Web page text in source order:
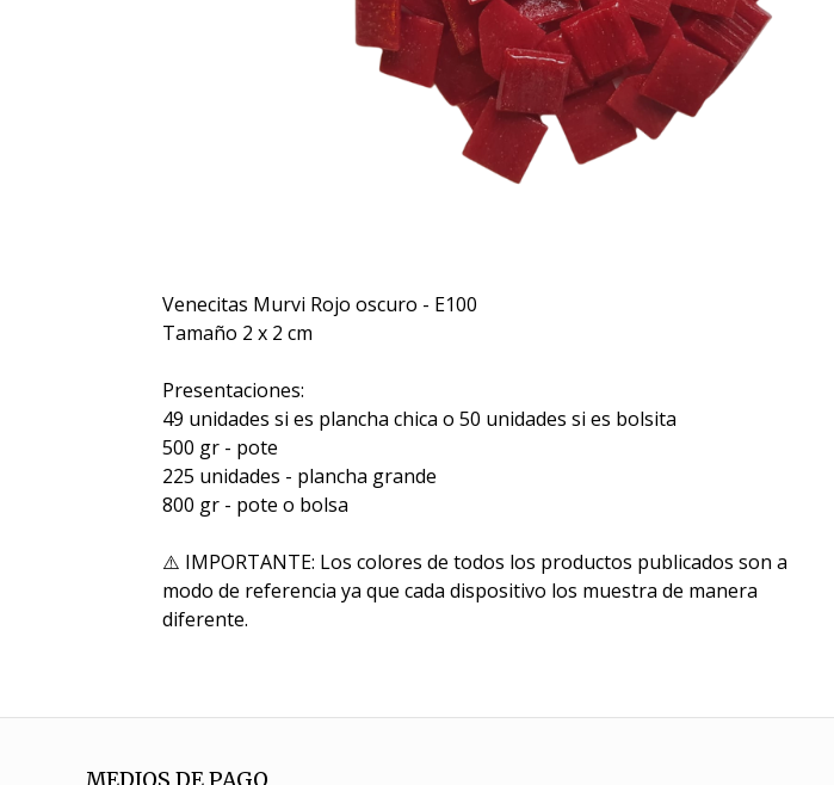
Venecitas Murvi Rojo oscuro - E100
Tamaño 2 x 2 cm
Presentaciones:
49 unidades si es plancha chica o 50 unidades si es bolsita
500 gr - pote
225 unidades - plancha grande
800 gr - pote o bolsa
⚠️ IMPORTANTE: Los colores de todos los productos publicados son a
modo de referencia ya que cada dispositivo los muestra de manera
diferente.